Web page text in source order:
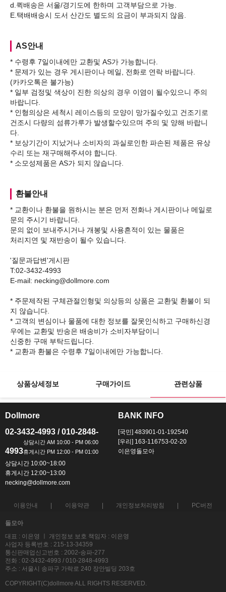
d.퀵배송은 서울/경기도에 한하며 고객부담으로 가능.
AS안내
* 수령후 7일이내에만 교환및 AS가 가능합니다.
* 문제가 있는 경우 게시판이나 메일, 전화로 연락 바랍니다.
(카카오톡은 불가능)
* 일부 검정및 색상이 진한 의상의 경우 이염이 될수있으니 주의
바랍니다.
* 인형의상은 세척시 레이스등의 모양이 망가질수있고 건조기로
건조시 다량의 섬류가루가 발생할수있으며 주의 및 양해 바랍니
다.
* 보상기간이 지났거나 소비자의 과실로인한 파손된 제품은 유상
수리 또는 재구매해주셔야 합니다.
환불안내
* 교환이나 환불을 원하시는 분은 먼저 전화나 게시판이나 메일로
문의 주시기 바랍니다.
문의 없이 보내주시거나 개봉및 사용흔적이 있는 물품은
처리지연 및 재반송이 될수 있습니다.
'질문과답변'게시판
T:02-3432-4993
E-mail: necking@dollmore.com
* 주문제작된 구체관절인형및 의상등의 상품은 교환및 환불이 되
지 않습니다.
* 고객의 변심이나 물품에 대한 정보를 잘못인식하고 구매하신경
우에는 교환및 반송은 배송비가 소비자부담이니
신중한 구매 부탁드립니다.
상품상세정보 구매가이드 관련상품
Dollmore
02-3432-4993 / 010-2848-
4993
상담시간 10:00~18:00
휴게시간 12:00~13:00
necking@dollmore.com
BANK INFO
[국민] 483901-01-192540
[우리] 163-116753-02-20
이은영돌모아
이용안내 이용약관 개인정보처리방침 PC버전
돌모아
대표 : 이은영 ㅣ 개인정보 보호 책임자 : 이은영
사업자 등록번호 : 215-13-34359
통신판매업신고번호 : 2002-송파-277
전화 : 02-3432-4993 / 010-2848-4993
주소 : 서울시 송파구 가락로 240 장안빌딩 203호
COPYRIGHT(C)dollmore ALL RIGHTS RESERVED.